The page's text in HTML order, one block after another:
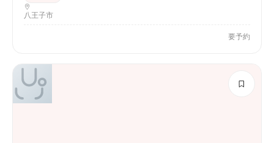
八王子市
要予約